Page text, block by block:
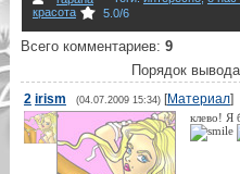
красота
5.0/6
Всего комментариев: 9
Порядок
2 irism (04.07.2009 15:34)[Материал]
клево! Я